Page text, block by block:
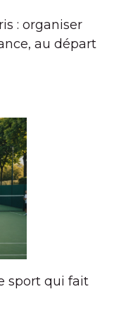
: organiser
au départ
sport qui fait